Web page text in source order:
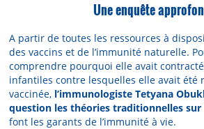
Une enquête
A partir de toutes les ressources à
des vaccins et de l’immunité naturelle.
comprendre pourquoi elle avait
infantiles contre lesquelles elle avait été
vaccinée, l’immunologiste Tetyana
question les théories traditionnelles sur
font les garants de l’immunité à vie.